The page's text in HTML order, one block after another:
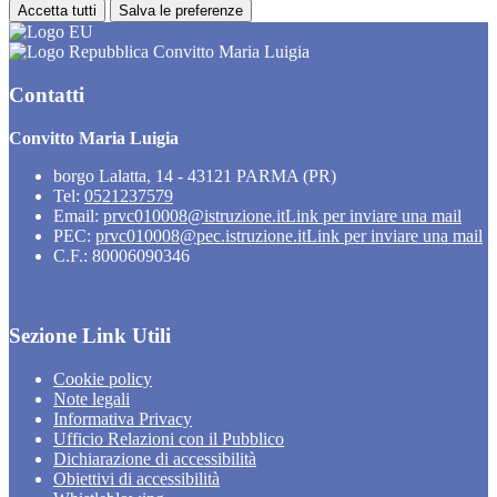
Accetta tutti Salva le preferenze
Convitto Maria Luigia
Contatti
Convitto Maria Luigia
borgo Lalatta, 14 - 43121 PARMA (PR)
Tel: 0521237579
Email: prvc010008@istruzione.itLink per inviare una mail
PEC: prvc010008@pec.istruzione.itLink per inviare una mail
C.F.: 80006090346
Sezione Link Utili
Cookie policy
Note legali
Informativa Privacy
Ufficio Relazioni con il Pubblico
Dichiarazione di accessibilità
Obiettivi di accessibilità